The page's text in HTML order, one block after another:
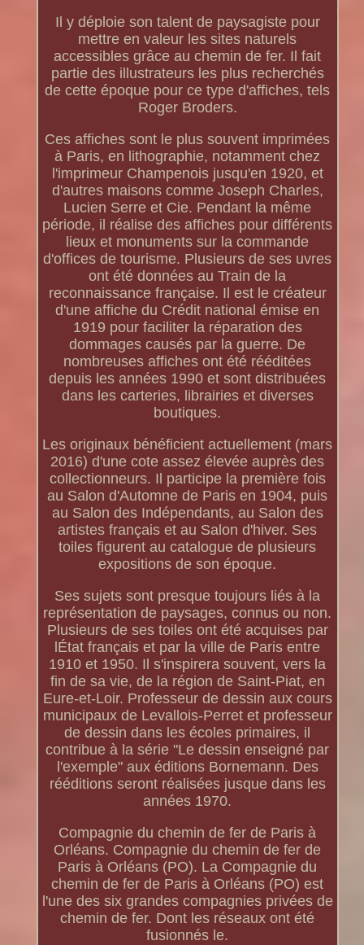
Il y déploie son talent de paysagiste pour
mettre en valeur les sites naturels
accessibles grâce au chemin de fer. Il fait
partie des illustrateurs les plus recherchés
de cette époque pour ce type d'affiches, tels
Roger Broders.
Ces affiches sont le plus souvent imprimées
à Paris, en lithographie, notamment chez
l'imprimeur Champenois jusqu'en 1920, et
d'autres maisons comme Joseph Charles,
Lucien Serre et Cie. Pendant la même
période, il réalise des affiches pour différents
lieux et monuments sur la commande
d'offices de tourisme. Plusieurs de ses uvres
ont été données au Train de la
reconnaissance française. Il est le créateur
d'une affiche du Crédit national émise en
1919 pour faciliter la réparation des
dommages causés par la guerre. De
nombreuses affiches ont été rééditées
depuis les années 1990 et sont distribuées
dans les carteries, librairies et diverses
boutiques.
Les originaux bénéficient actuellement (mars
2016) d'une cote assez élevée auprès des
collectionneurs. Il participe la première fois
au Salon d'Automne de Paris en 1904, puis
au Salon des Indépendants, au Salon des
artistes français et au Salon d'hiver. Ses
toiles figurent au catalogue de plusieurs
expositions de son époque.
Ses sujets sont presque toujours liés à la
représentation de paysages, connus ou non.
Plusieurs de ses toiles ont été acquises par
lÉtat français et par la ville de Paris entre
1910 et 1950. Il s'inspirera souvent, vers la
fin de sa vie, de la région de Saint-Piat, en
Eure-et-Loir. Professeur de dessin aux cours
municipaux de Levallois-Perret et professeur
de dessin dans les écoles primaires, il
contribue à la série "Le dessin enseigné par
l'exemple" aux éditions Bornemann. Des
rééditions seront réalisées jusque dans les
années 1970.
Compagnie du chemin de fer de Paris à
Orléans. Compagnie du chemin de fer de
Paris à Orléans (PO). La Compagnie du
chemin de fer de Paris à Orléans (PO) est
l'une des six grandes compagnies privées de
chemin de fer. Dont les réseaux ont été
fusionnés le.